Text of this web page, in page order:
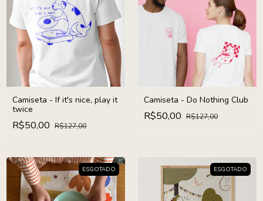
Camiseta - If it's nice, play it
twice
R$50,00 R$127,00
Camiseta - Do Nothing Club
R$50,00 R$127,00
ESGOTADO ESGOTADO